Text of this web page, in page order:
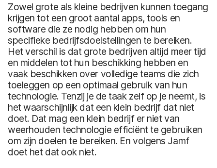
Zowel grote als kleine bedrijven kunnen toegang
krijgen tot een groot aantal apps, tools en
software die ze nodig hebben om hun
specifieke bedrijfsdoelstellingen te bereiken.
Het verschil is dat grote bedrijven altijd meer tijd
en middelen tot hun beschikking hebben en
vaak beschikken over volledige teams die zich
toeleggen op een optimaal gebruik van hun
technologie. Tenzij je de taak zelf op je neemt, is
het waarschijnlijk dat een klein bedrijf dat niet
doet. Dat mag een klein bedrijf er niet van
weerhouden technologie efficiënt te gebruiken
om zijn doelen te bereiken. En volgens Jamf
doet het dat ook niet.